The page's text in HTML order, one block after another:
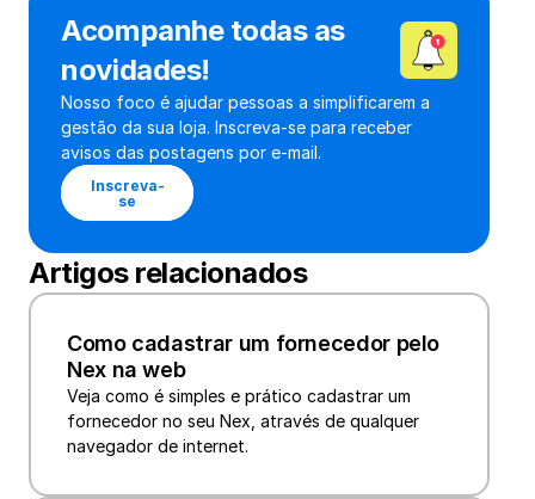
Acompanhe todas as
novidades!
Nosso foco é ajudar pessoas a simplificarem a
gestão da sua loja. Inscreva-se para receber
avisos das postagens por e-mail.
Inscreva-
se
Artigos relacionados
Como cadastrar um fornecedor pelo
Nex na web
Veja como é simples e prático cadastrar um
fornecedor no seu Nex, através de qualquer
navegador de internet.